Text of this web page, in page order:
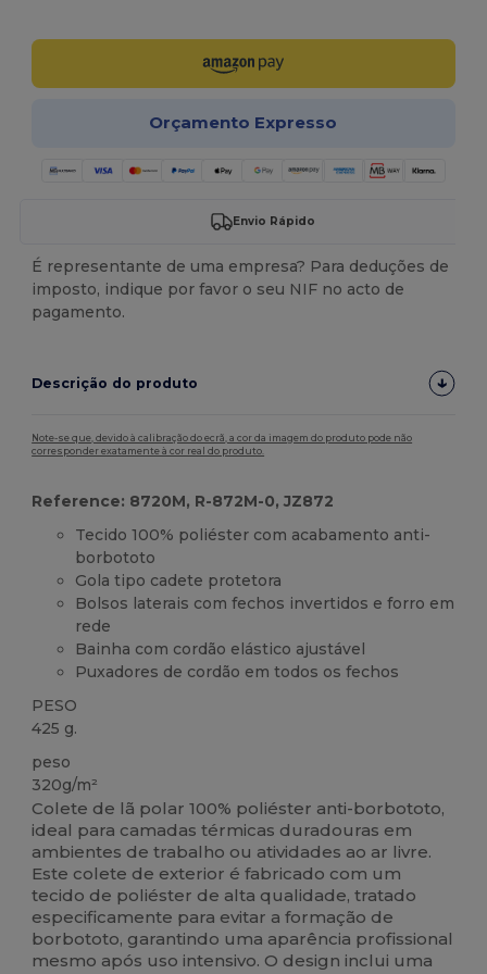
Orçamento Expresso
Envio Rápido
É representante de uma empresa? Para deduções de
imposto, indique por favor o seu NIF no acto de
pagamento.
Descrição do produto
Note-se que, devido à calibração do ecrã, a cor da imagem do produto pode não
corresponder exatamente à cor real do produto.
Reference: 8720M, R-872M-0, JZ872
Tecido 100% poliéster com acabamento anti-
borbototo
Gola tipo cadete protetora
Bolsos laterais com fechos invertidos e forro em
rede
Bainha com cordão elástico ajustável
Puxadores de cordão em todos os fechos
PESO
425 g.
peso
320g/m²
Colete de lã polar 100% poliéster anti-borbototo,
ideal para camadas térmicas duradouras em
ambientes de trabalho ou atividades ao ar livre.
Este colete de exterior é fabricado com um
tecido de poliéster de alta qualidade, tratado
especificamente para evitar a formação de
borbototo, garantindo uma aparência profissional
mesmo após uso intensivo. O design inclui uma